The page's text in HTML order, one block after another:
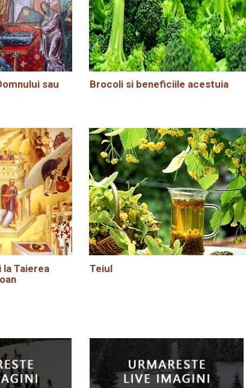
sau
Taierea
Brocoli si beneficiile acestuia
Teiul